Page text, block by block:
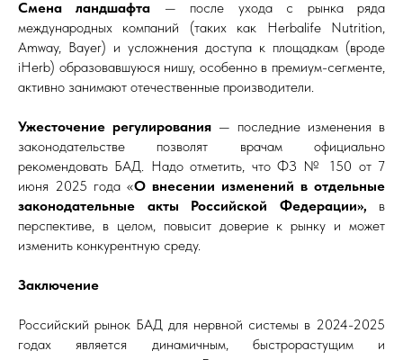
Смена ландшафта — после ухода с рынка ряда
международных компаний (таких как Herbalife Nutrition,
Amway, Bayer) и усложнения доступа к площадкам (вроде
iHerb) образовавшуюся нишу, особенно в премиум-сегменте,
активно занимают отечественные производители.
Ужесточение регулирования — последние изменения в
законодательстве позволят врачам официально
рекомендовать БАД. Надо отметить, что ФЗ № 150 от 7
июня 2025 года «О внесении изменений в отдельные
законодательные акты Российской Федерации», в
перспективе, в целом, повысит доверие к рынку и может
изменить конкурентную среду.
Заключение
Российский рынок БАД для нервной системы в 2024-2025
годах является динамичным, быстрорастущим и